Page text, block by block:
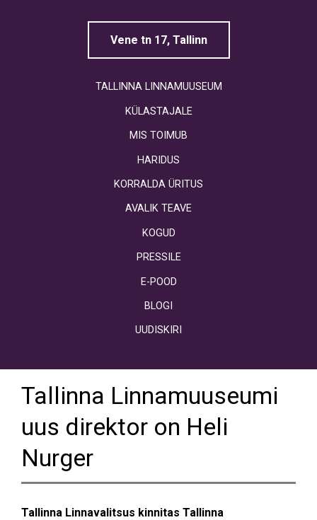
Vene tn 17, Tallinn
TALLINNA LINNAMUUSEUM
KÜLASTAJALE
MIS TOIMUB
HARIDUS
KORRALDA ÜRITUS
AVALIK TEAVE
KOGUD
PRESSILE
E-POOD
BLOGI
UUDISKIRI
Tallinna Linnamuuseumi
uus direktor on Heli
Nurger
Tallinna Linnavalitsus kinnitas Tallinna